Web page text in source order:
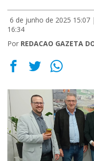
6 de junho de 2025 15:07
16:34
Por REDACAO GAZETA